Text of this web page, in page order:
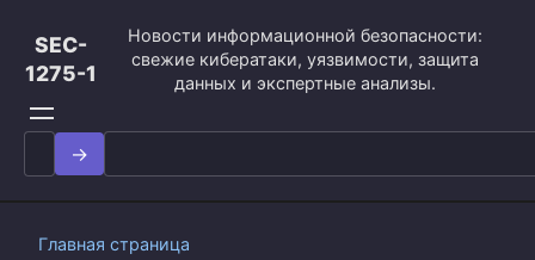
контенту
SEC-
1275-1
Новости информационной безопасности:
свежие кибератаки, уязвимости, защита
данных и экспертные анализы.
Search
for:
Главная страница